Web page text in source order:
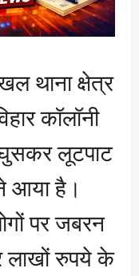
थाना क्षेत्र
कॉलॉनी
लूटपाट
आया है।
पर जबरन
लाखों रुपये के